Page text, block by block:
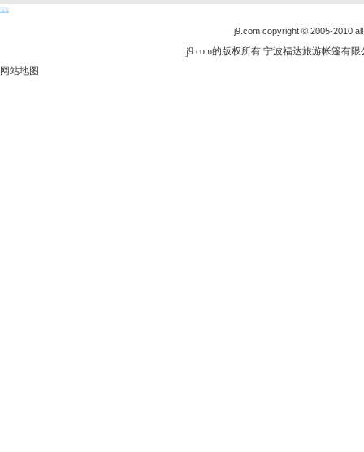
j9.com copyright © 2005-2010
j9.com的版权所有 宁波福达旅游帐篷有
网站地图